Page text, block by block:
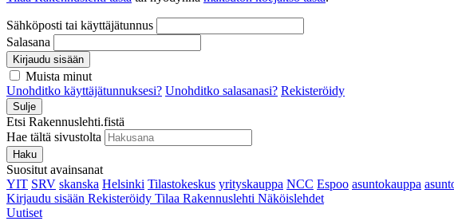
Sähköposti tai käyttäjätunnus
Salasana
Kirjaudu sisään
Muista minut
Unohditko käyttäjätunnuksesi? Unohditko salasanasi? Rekisteröidy
Sulje
Etsi Rakennuslehti.fistä
Hae tältä sivustolta
Haku
Suositut avainsanat
YIT SRV skanska Helsinki Tilastokeskus yrityskauppa NCC Espoo asuntokauppa
Kirjaudu sisään Rekisteröidy Tilaa Rakennuslehti Näköislehdet
Uutiset